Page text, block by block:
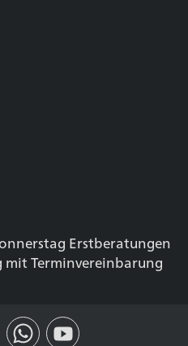
Erstberatungen
mit Terminvereinbarung